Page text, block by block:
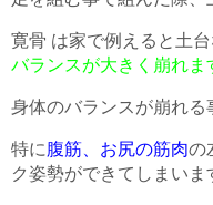
寛骨 は家で例えると土台
バランスが大きく崩れま
身体のバランスが崩れる
特に腹筋、お尻の筋肉の
ク姿勢ができてしまいま